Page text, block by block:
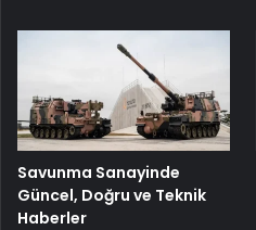
Savunma Sanayinde
Güncel, Doğru ve Teknik
Haberler